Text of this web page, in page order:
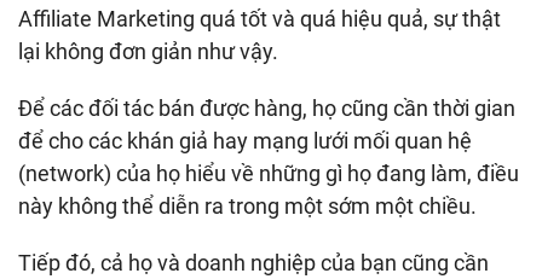
Affiliate Marketing quá tốt và quá hiệu quả, sự thật
lại không đơn giản như vậy.
Để các đối tác bán được hàng, họ cũng cần thời gian
để cho các khán giả hay mạng lưới mối quan hệ
(network) của họ hiểu về những gì họ đang làm, điều
này không thể diễn ra trong một sớm một chiều.
Tiếp đó, cả họ và doanh nghiệp của bạn cũng cần